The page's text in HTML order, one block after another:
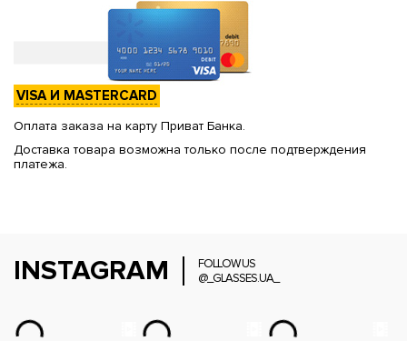
VISA И MASTERCARD
Оплата заказа на карту Приват Банка.
Доставка товара возможна только после подтверждения
платежа.
INSTAGRAM
FOLLOW US
@_GLASSES.UA_